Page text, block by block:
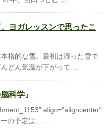
ヨガレッスンで思ったこ
格的な雪。最初は湿った雪で
どん気温が下がって ...
科学』
align="aligncenter"
の予定は、 ...